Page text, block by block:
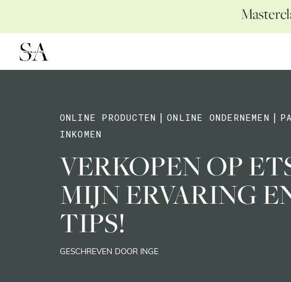
ONLINE PRODUCTEN |ONLINE ONDERNEMEN
INKOMEN
VERKOPEN OP
MIJN ERVARING
TIPS!
GESCHREVEN DOOR INGE